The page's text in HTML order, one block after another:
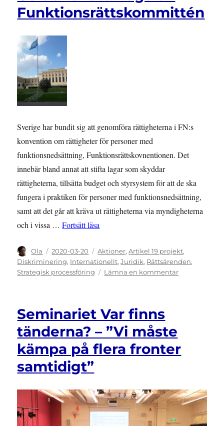
Funktionsrättskommittén
Sverige har bundit sig att genomföra rättigheterna i FN:s
konvention om rättigheter för personer med
funktionsnedsättning, Funktionsrättskovnentionen. Det
innebär bland annat att stifta lagar som skyddar
rättigheterna, tillsätta budget och styrsystem för att de ska
fungera i praktiken för personer med funktionsnedsättning,
samt att det går att kräva ut rättigheterna via myndigheterna
och i vissa …Fortsätt läsa
Författare
Ola
Publicerat
den
2020-03-20 Kategorier
Aktioner,Artikel 19 projekt,
Diskriminering, Internationellt,Juridik, Rättsärenden,
Strategisk processföring
Lämna en kommentartill
Seminariet Var finns
tänderna? – ”Vi måste
kämpa på flera fronter
samtidigt”